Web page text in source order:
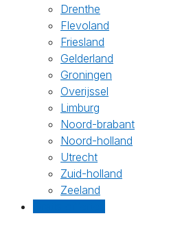
Drenthe
Flevoland
Friesland
Gelderland
Groningen
Overijssel
Limburg
Noord-brabant
Noord-holland
Utrecht
Zuid-holland
Zeeland